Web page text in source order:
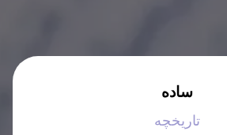
ساده
تاریخچه